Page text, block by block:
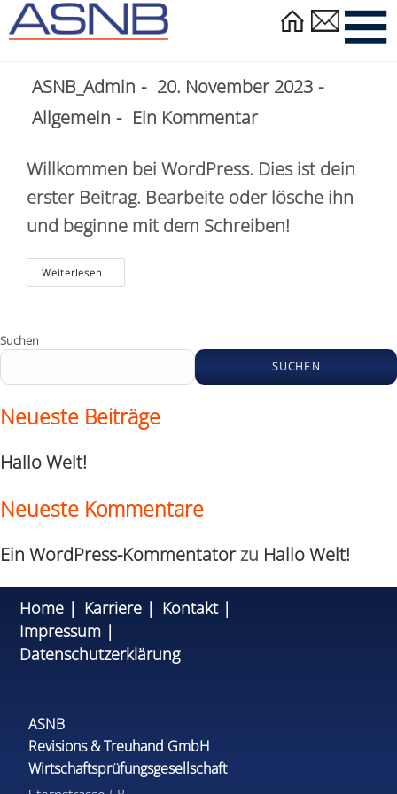
Zum
InhaltHallo Welt!
Beitrags-
ASNB_Admin
Beitrag
20. November 2023
Beitrags-
Kategorie:
Allgemein
Beitrags-
Ein Kommentar
Willkommen bei WordPress. Dies ist dein
erster Beitrag. Bearbeite oder lösche ihn
und beginne mit dem Schreiben!
Weiterlesen
Welt!
Suchen
SUCHEN
Neueste Beiträge
Hallo Welt!
Neueste Kommentare
Ein WordPress-Kommentatorzu Hallo Welt!
Home Karriere
Kontakt
Impressum
Datenschutzerklärung
ASNB
Revisions & Treuhand GmbH
Wirtschaftsprüfungsgesellschaft